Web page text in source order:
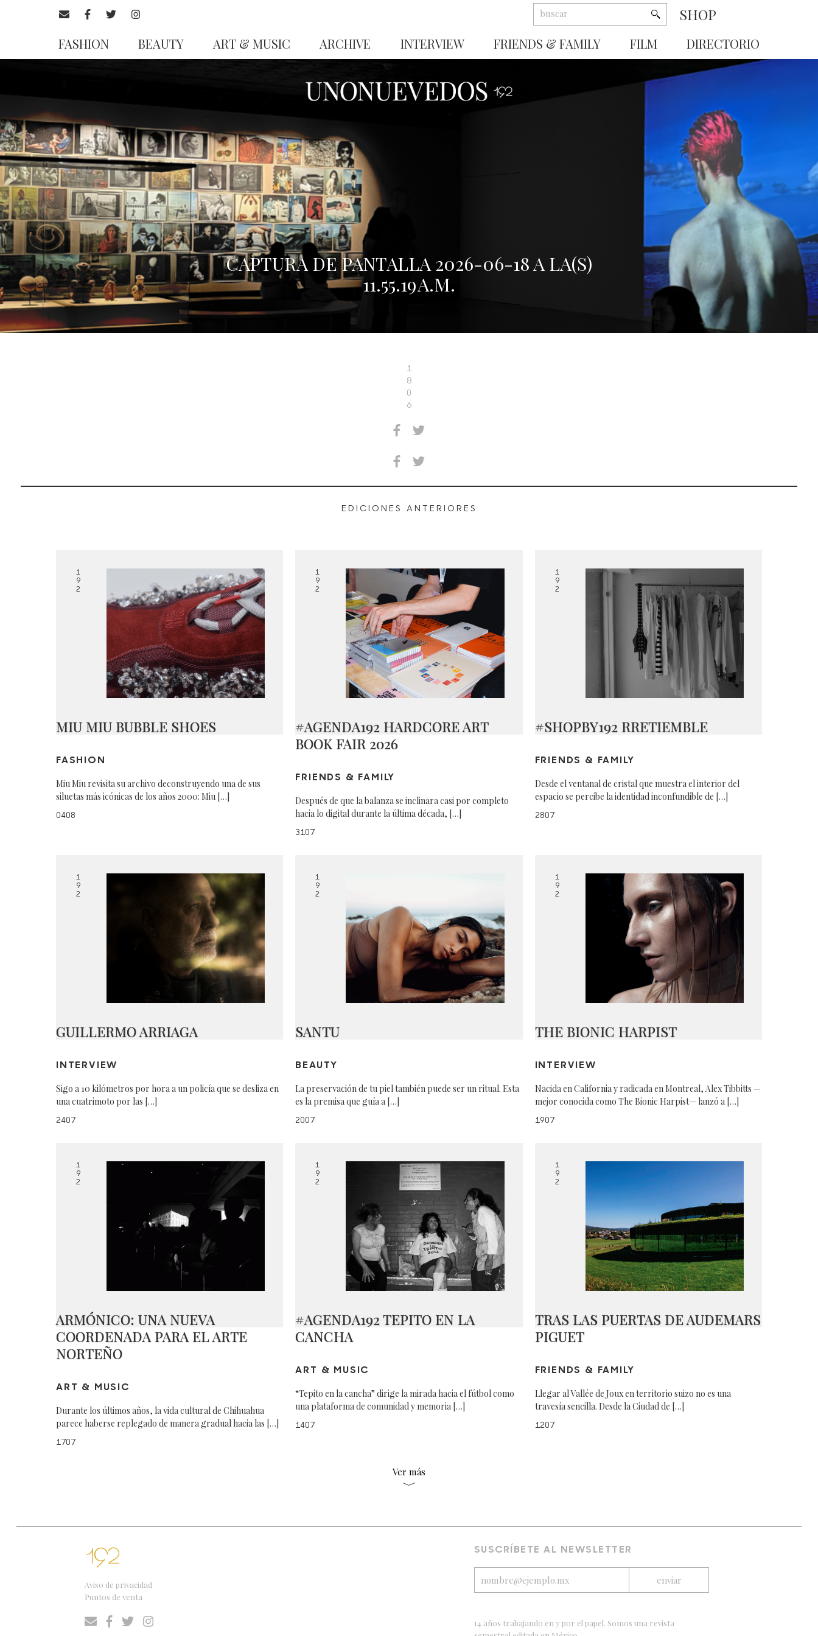
SHOP
FASHION BEAUTY ART & MUSIC ARCHIVE INTERVIEW FRIENDS & FAMILY FILM DIRECTORIO
CAPTURA DE PANTALLA 2026-06-18 A LA(S)
11.55.19 A.M.
1
8
0
6
EDICIONES ANTERIORES
1
9
2
MIU MIU BUBBLE SHOES
FASHION
Miu Miu revisita su archivo deconstruyendo una de sus
siluetas más icónicas de los años 2000: Miu […]
0408
1
9
2
#AGENDA192 HARDCORE ART
BOOK FAIR 2026
FRIENDS & FAMILY
Después de que la balanza se inclinara casi por completo
hacia lo digital durante la última década, […]
3107
1
9
2
#SHOPBY192 RRETIEMBLE
FRIENDS & FAMILY
Desde el ventanal de cristal que muestra el interior del
espacio se percibe la identidad inconfundible de […]
2807
1
9
2
GUILLERMO ARRIAGA
INTERVIEW
Sigo a 10 kilómetros por hora a un policía que se desliza en
una cuatrimoto por las […]
2407
1
9
2
SANTU
BEAUTY
La preservación de tu piel también puede ser un ritual. Esta
es la premisa que guía a […]
2007
1
9
2
THE BIONIC HARPIST
INTERVIEW
Nacida en California y radicada en Montreal, Alex Tibbitts —
mejor conocida como The Bionic Harpist— lanzó a […]
1907
1
9
2
ARMÓNICO: UNA NUEVA
COORDENADA PARA EL ARTE
NORTEÑO
ART & MUSIC
Durante los últimos años, la vida cultural de Chihuahua
parece haberse replegado de manera gradual hacia las […]
1707
1
9
2
#AGENDA192 TEPITO EN LA
CANCHA
ART & MUSIC
“Tepito en la cancha” dirige la mirada hacia el fútbol como
una plataforma de comunidad y memoria […]
1407
1
9
2
TRAS LAS PUERTAS DE AUDEMARS
PIGUET
FRIENDS & FAMILY
Llegar al Vallée de Joux en territorio suizo no es una
travesía sencilla. Desde la Ciudad de […]
1207
Ver más
Aviso de privacidad
Puntos de venta
SUSCRÍBETE AL NEWSLETTER
14 años trabajando en y por el papel. Somos una revista